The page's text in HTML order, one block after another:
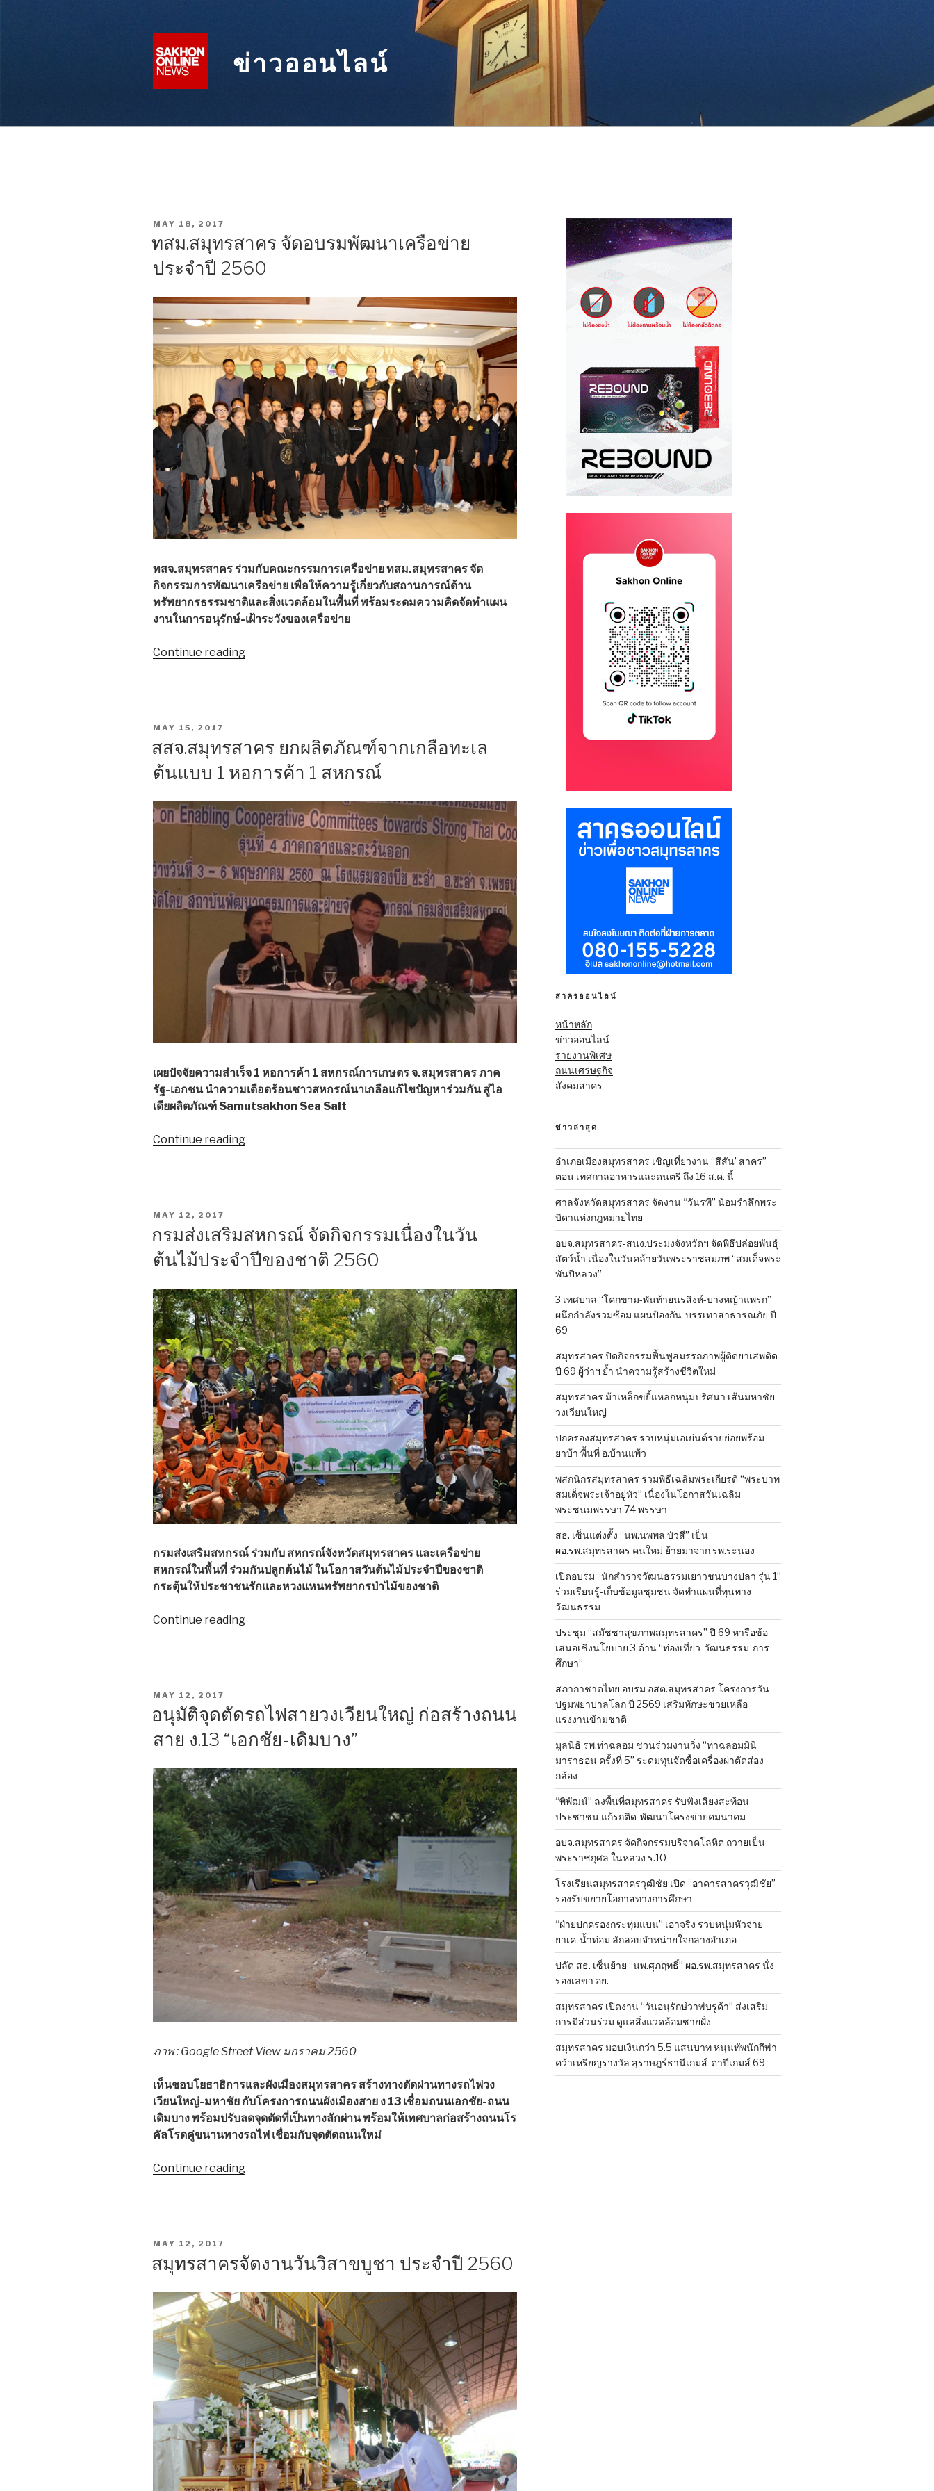
ข่าวออนไลน์
POSTED
MAY 18, 2017
ทสม.สมุทรสาคร จัดอบรมพัฒนาเครือข่าย
ประจำปี 2560
ทสจ.สมุทรสาคร ร่วมกับคณะกรรมการเครือข่าย ทสม.สมุทรสาคร จัด
กิจกรรมการพัฒนาเครือข่าย เพื่อให้ความรู้เกี่ยวกับสถานการณ์ด้าน
ทรัพยากรธรรมชาติและสิ่งแวดล้อมในพื้นที่ พร้อมระดมความคิดจัดทำแผน
งานในการอนุรักษ์-เฝ้าระวังของเครือข่าย
Continue reading
ประจำ
ปี
POSTED
MAY 15, 2017
สสจ.สมุทรสาคร ยกผลิตภัณฑ์จากเกลือทะเล
ต้นแบบ 1 หอการค้า 1 สหกรณ์
เผยปัจจัยความสำเร็จ 1 หอการค้า 1 สหกรณ์การเกษตร จ.สมุทรสาคร ภาค
รัฐ-เอกชน นำความเดือดร้อนชาวสหกรณ์นาเกลือแก้ไขปัญหาร่วมกัน สู่ไอ
เดียผลิตภัณฑ์ Samutsakhon Sea Salt
Continue reading
ต้นแบบ
1
1
สหกรณ์”
POSTED
MAY 12, 2017
กรมส่งเสริมสหกรณ์ จัดกิจกรรมเนื่องในวัน
ต้นไม้ประจำปีของชาติ 2560
กรมส่งเสริมสหกรณ์ ร่วมกับ สหกรณ์จังหวัดสมุทรสาคร และเครือข่าย
สหกรณ์ในพื้นที่ ร่วมกันปลูกต้นไม้ ในโอกาสวันต้นไม้ประจำปีของชาติ
กระตุ้นให้ประชาชนรักและหวงแหนทรัพยากรป่าไม้ของชาติ
Continue reading
กิจกรรม
เนื่อง
ใน
ต้นไม้
ประจำ
ปี
ของ
ชาติ
2560”
POSTED
MAY 12, 2017
อนุมัติจุดตัดรถไฟสายวงเวียนใหญ่ ก่อสร้างถนน
สาย ง.13 “เอกชัย-เดิมบาง”
ภาพ : Google Street View มกราคม 2560
เห็นชอบโยธาธิการและผังเมืองสมุทรสาคร สร้างทางตัดผ่านทางรถไฟวง
เวียนใหญ่-มหาชัย กับโครงการถนนผังเมืองสาย ง 13 เชื่อมถนนเอกชัย-ถนน
เดิมบาง พร้อมปรับลดจุดตัดที่เป็นทางลักผ่าน พร้อมให้เทศบาลก่อสร้างถนนโร
คัลโรดคู่ขนานทางรถไฟ เชื่อมกับจุดตัดถนนใหม่
Continue reading
เวียน
ก่อสร้าง
ถนน
สาย
ง.13
“เอกชัย-
เดิม
บาง””
POSTED
MAY 12, 2017
สมุทรสาครจัดงานวันวิสาขบูชา ประจำปี 2560
สาครออนไลน์
หน้าหลัก
ข่าวออนไลน์
รายงานพิเศษ
ถนนเศรษฐกิจ
สังคมสาคร
ข่าวล่าสุด
อำเภอเมืองสมุทรสาคร เชิญเที่ยวงาน “สีสัน’ สาคร”
ตอน เทศกาลอาหารและดนตรี ถึง 16 ส.ค. นี้
ศาลจังหวัดสมุทรสาคร จัดงาน “วันรพี” น้อมรำลึกพระ
บิดาแห่งกฎหมายไทย
อบจ.สมุทรสาคร-สนง.ประมงจังหวัดฯ จัดพิธีปล่อยพันธุ์
สัตว์น้ำ เนื่องในวันคล้ายวันพระราชสมภพ “สมเด็จพระ
พันปีหลวง”
3 เทศบาล “โคกขาม-พันท้ายนรสิงห์-บางหญ้าแพรก”
ผนึกกำลังร่วมซ้อม แผนป้องกัน-บรรเทาสาธารณภัย ปี
69
สมุทรสาคร ปิดกิจกรรมฟื้นฟูสมรรถภาพผู้ติดยาเสพติด
ปี 69 ผู้ว่าฯ ย้ำ นำความรู้สร้างชีวิตใหม่
สมุทรสาคร ม้าเหล็กขยี้แหลกหนุ่มปริศนา เส้นมหาชัย-
วงเวียนใหญ่
ปกครองสมุทรสาคร รวบหนุ่มเอเย่นต์รายย่อยพร้อม
ยาบ้า พื้นที่ อ.บ้านแพ้ว
พสกนิกรสมุทรสาคร ร่วมพิธีเฉลิมพระเกียรติ “พระบาท
สมเด็จพระเจ้าอยู่หัว” เนื่องในโอกาสวันเฉลิม
พระชนมพรรษา 74 พรรษา
สธ. เซ็นแต่งตั้ง “นพ.นพพล บัวสี” เป็น
ผอ.รพ.สมุทรสาคร คนใหม่ ย้ายมาจาก รพ.ระนอง
เปิดอบรม “นักสำรวจวัฒนธรรมเยาวชนบางปลา รุ่น 1”
ร่วมเรียนรู้-เก็บข้อมูลชุมชน จัดทำแผนที่ทุนทาง
วัฒนธรรม
ประชุม “สมัชชาสุขภาพสมุทรสาคร” ปี 69 หารือข้อ
เสนอเชิงนโยบาย 3 ด้าน “ท่องเที่ยว-วัฒนธรรม-การ
ศึกษา”
สภากาชาดไทย อบรม อสต.สมุทรสาคร โครงการวัน
ปฐมพยาบาลโลก ปี 2569 เสริมทักษะช่วยเหลือ
แรงงานข้ามชาติ
มูลนิธิ รพ.ท่าฉลอม ชวนร่วมงานวิ่ง “ท่าฉลอมมินิ
มาราธอน ครั้งที่ 5” ระดมทุนจัดซื้อเครื่องผ่าตัดส่อง
กล้อง
“พิพัฒน์” ลงพื้นที่สมุทรสาคร รับฟังเสียงสะท้อน
ประชาชน แก้รถติด-พัฒนาโครงข่ายคมนาคม
อบจ.สมุทรสาคร จัดกิจกรรมบริจาคโลหิต ถวายเป็น
พระราชกุศล ในหลวง ร.10
โรงเรียนสมุทรสาครวุฒิชัย เปิด “อาคารสาครวุฒิชัย”
รองรับขยายโอกาสทางการศึกษา
“ฝ่ายปกครองกระทุ่มแบน” เอาจริง รวบหนุ่มหัวจ่าย
ยาเค-น้ำท่อม ลักลอบจำหน่ายใจกลางอำเภอ
ปลัด สธ. เซ็นย้าย “นพ.ศุภฤทธิ์” ผอ.รพ.สมุทรสาคร นั่ง
รองเลขา อย.
สมุทรสาคร เปิดงาน “วันอนุรักษ์วาฬบรูด้า” ส่งเสริม
การมีส่วนร่วม ดูแลสิ่งแวดล้อมชายฝั่ง
สมุทรสาคร มอบเงินกว่า 5.5 แสนบาท หนุนทัพนักกีฬา
คว้าเหรียญรางวัล สุราษฎร์ธานีเกมส์-ตาปีเกมส์ 69